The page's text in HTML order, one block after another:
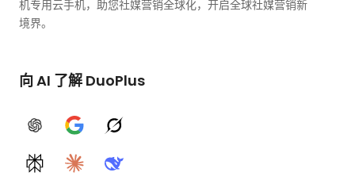
机专用云手机，助您社媒营销全球化，开启全球社媒营销新
境界。
向 AI 了解 DuoPlus
ChatGPTGoogle AIGrok
PerplexityClaudeDeepSeek